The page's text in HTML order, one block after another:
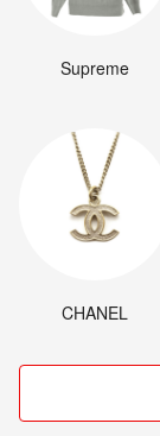
Supreme
CHANEL